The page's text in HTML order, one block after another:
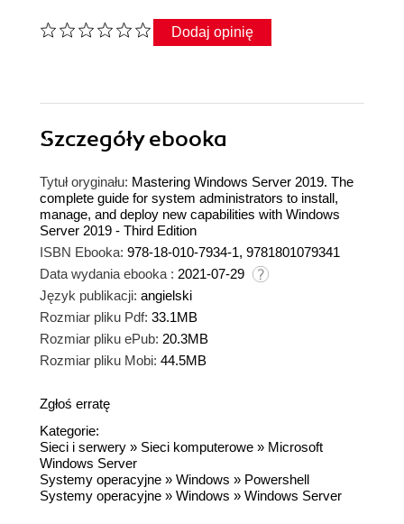
Dodaj opinię
Szczegółyebooka
Tytuł oryginału: Mastering Windows Server 2019. The
complete guide for system administrators to install,
manage, and deploy new capabilities with Windows
Server 2019 - Third Edition
ISBN Ebooka: 978-18-010-7934-1, 9781801079341
Data wydania ebooka : 2021-07-29
Język publikacji: angielski
Rozmiar pliku Pdf: 33.1MB
Rozmiar pliku ePub: 20.3MB
Rozmiar pliku Mobi: 44.5MB
Zgłoś erratę
Kategorie:
Sieci i serwery » Sieci komputerowe » Microsoft
Windows Server
Systemy operacyjne » Windows » Powershell
Systemy operacyjne » Windows » Windows Server